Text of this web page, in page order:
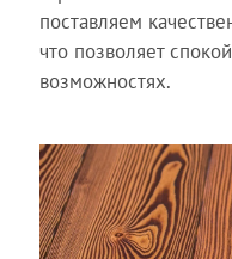
поставляем
что позволяет
возможностях.